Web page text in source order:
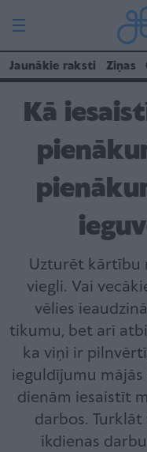
Jaunākie raksti Ziņas
Kā
Uzturēt kārtību
viegli. Vai
vēlies
tikumu, bet arī
ka viņi ir
ieguldījumu
dienām iesaistīt
darbos.
ikdienas